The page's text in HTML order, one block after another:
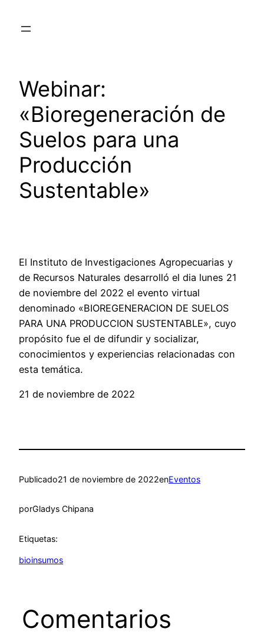
Webinar:
«Bioregeneración de
Suelos para una
Producción
Sustentable»
El Instituto de Investigaciones Agropecuarias y
de Recursos Naturales desarrolló el dia lunes 21
de noviembre del 2022 el evento virtual
denominado «BIOREGENERACION DE SUELOS
PARA UNA PRODUCCION SUSTENTABLE», cuyo
propósito fue el de difundir y socializar,
conocimientos y experiencias relacionadas con
esta temática.
21 de noviembre de 2022
Publicado21 de noviembre de 2022enEventos
porGladys Chipana
Etiquetas:
bioinsumos
Comentarios